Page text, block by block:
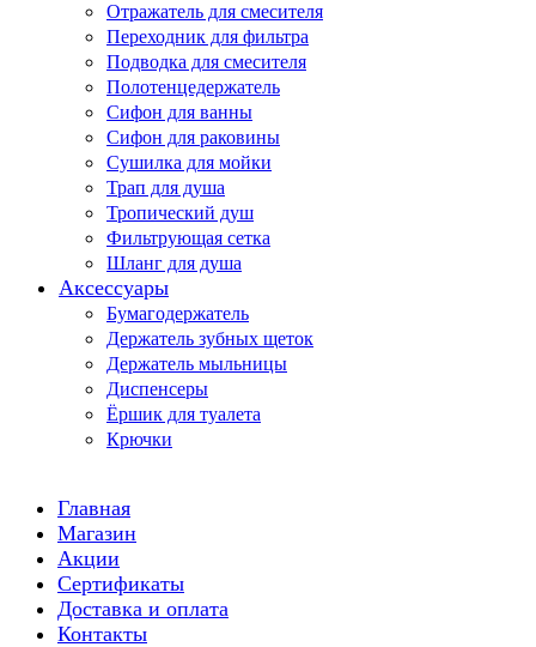
Отражатель для смесителя
Переходник для фильтра
Подводка для смесителя
Полотенцедержатель
Сифон для ванны
Сифон для раковины
Сушилка для мойки
Трап для душа
Тропический душ
Фильтрующая сетка
Шланг для душа
Аксессуары
Бумагодержатель
Держатель зубных щеток
Держатель мыльницы
Диспенсеры
Ёршик для туалета
Крючки
Главная
Магазин
Акции
Сертификаты
Доставка и оплата
Контакты